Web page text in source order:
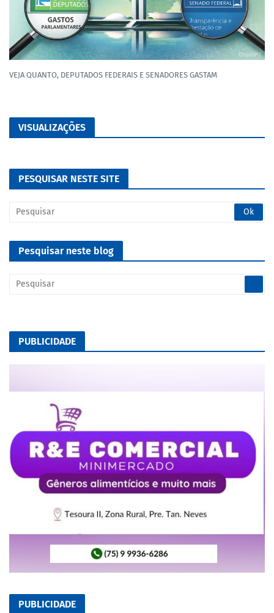
VEJA QUANTO, DEPUTADOS FEDERAIS E SENADORES GASTAM
VISUALIZAÇÕES
PESQUISAR NESTE SITE
Pesquisar neste blog
PUBLICIDADE
PUBLICIDADE